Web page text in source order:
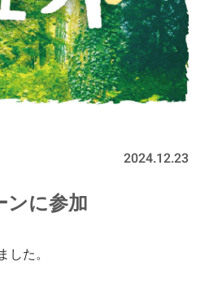
2024.12.23
ンに参加
た。